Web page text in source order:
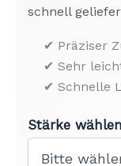
schnell
✔ Präziser
✔ Sehr
✔ Schnelle
Stärke